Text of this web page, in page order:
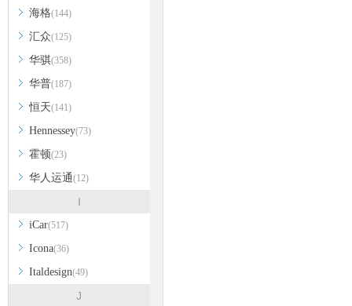
海格(144)
汇众(125)
华骐(358)
华普(187)
恒天(141)
Hennessey(73)
霍顿(23)
华人运通(12)
I
iCar(517)
Icona(36)
Italdesign(49)
J